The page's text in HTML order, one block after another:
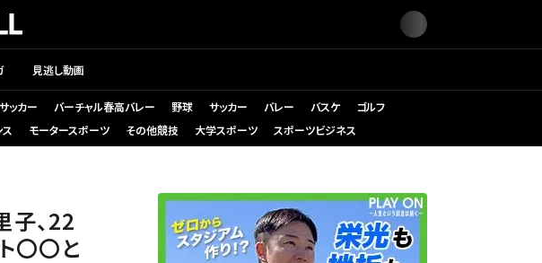
見逃し動画
ッカー バーチャル春高バレー 野球 サッカー バレー バスケ
ゴルフ
ス モータースポーツ その他競技 大学スポーツ スポーツビジネス
子、22
〇〇と